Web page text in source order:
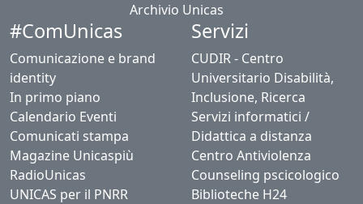
Archivio Unicas
#ComUnicas
Comunicazione e brand
identity
In primo piano
Calendario Eventi
Comunicati stampa
Magazine Unicaspiù
RadioUnicas
UNICAS per il PNRR
Servizi
CUDIR - Centro
Universitario Disabilità,
Inclusione, Ricerca
Servizi informatici /
Didattica a distanza
Centro Antiviolenza
Counseling pscicologico
Biblioteche H24